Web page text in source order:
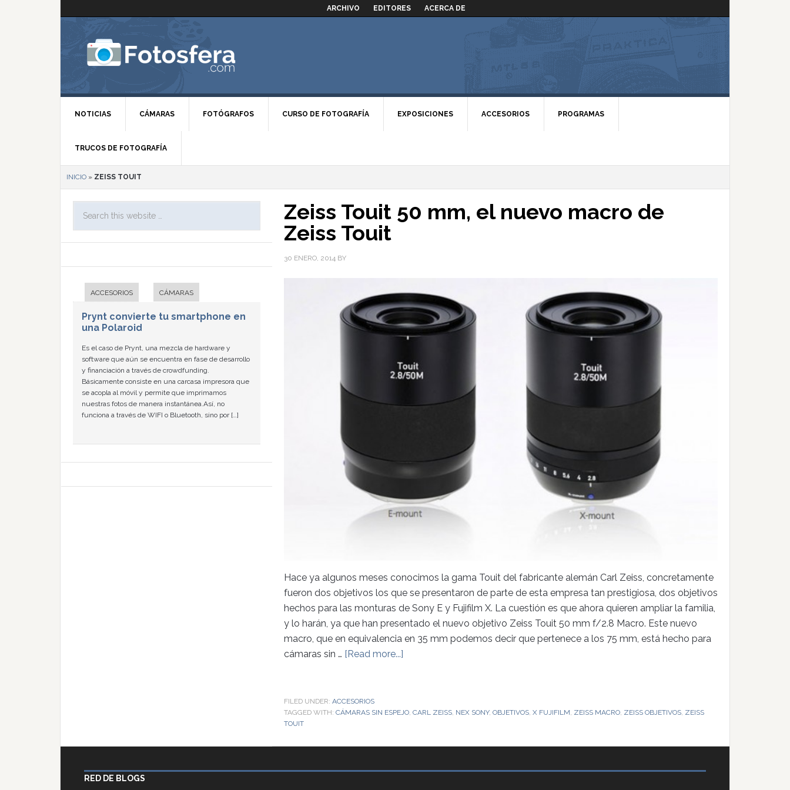
ARCHIVO EDITORES ACERCA DE
NOTICIAS CÁMARAS FOTÓGRAFOS CURSO DE FOTOGRAFÍA EXPOSICIONES ACCESORIOS PROGRAMAS
TRUCOS DE FOTOGRAFÍA
INICIO » ZEISS TOUIT
Zeiss Touit 50 mm, el nuevo macro de
Zeiss Touit
30 ENERO, 2014 BY
Hace ya algunos meses conocimos la gama Touit del fabricante alemán Carl Zeiss, concretamente
fueron dos objetivos los que se presentaron de parte de esta empresa tan prestigiosa, dos objetivos
hechos para las monturas de Sony E y Fujifilm X. La cuestión es que ahora quieren ampliar la familia,
y lo harán, ya que han presentado el nuevo objetivo Zeiss Touit 50 mm f/2.8 Macro. Este nuevo
macro, que en equivalencia en 35 mm podemos decir que pertenece a los 75 mm, está hecho para
cámaras sin … [Read more...]
FILED UNDER: ACCESORIOS
TAGGED WITH: CÁMARAS SIN ESPEJO, CARL ZEISS, NEX SONY, OBJETIVOS, X FUJIFILM, ZEISS MACRO, ZEISS OBJETIVOS, ZEISS
TOUIT
ACCESORIOS CÁMARAS
Prynt convierte tu smartphone en
una Polaroid
Es el caso de Prynt, una mezcla de hardware y
software que aún se encuentra en fase de desarrollo
y financiación a través de crowdfunding.
Básicamente consiste en una carcasa impresora que
se acopla al móvil y permite que imprimamos
nuestras fotos de manera instantánea.Así, no
funciona a través de WIFI o Bluetooth, sino por […]
RED DE BLOGS